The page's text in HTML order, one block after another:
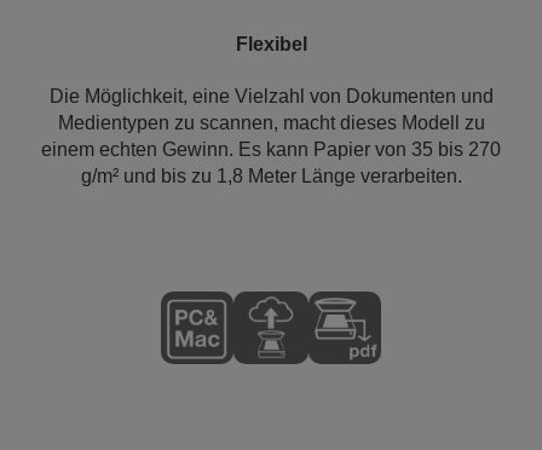
Flexibel
Die Möglichkeit, eine Vielzahl von Dokumenten und
Medientypen zu scannen, macht dieses Modell zu
einem echten Gewinn. Es kann Papier von 35 bis 270
g/m² und bis zu 1,8 Meter Länge verarbeiten.